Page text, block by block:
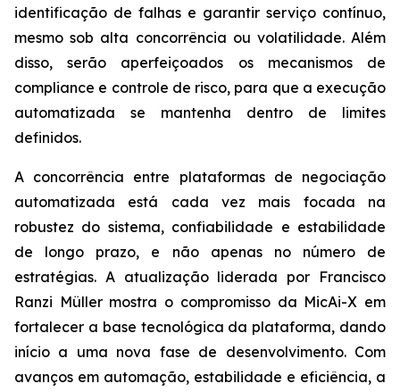
identificação de falhas e garantir serviço contínuo,
mesmo sob alta concorrência ou volatilidade. Além
disso, serão aperfeiçoados os mecanismos de
compliance e controle de risco, para que a execução
automatizada se mantenha dentro de limites
definidos.
A concorrência entre plataformas de negociação
automatizada está cada vez mais focada na
robustez do sistema, confiabilidade e estabilidade
de longo prazo, e não apenas no número de
estratégias. A atualização liderada por Francisco
Ranzi Müller mostra o compromisso da MicAi-X em
fortalecer a base tecnológica da plataforma, dando
início a uma nova fase de desenvolvimento. Com
avanços em automação, estabilidade e eficiência, a